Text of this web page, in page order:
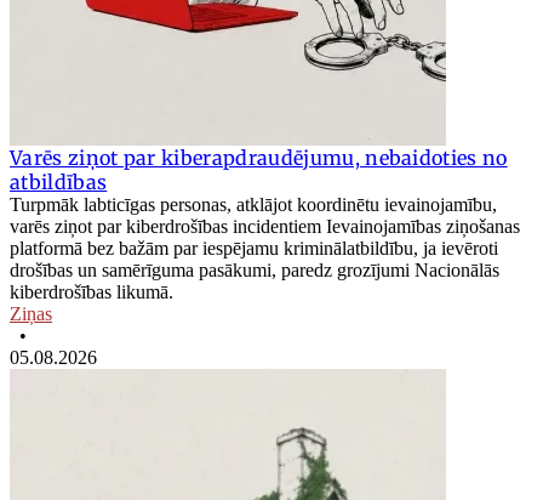
Varēs ziņot par kiberapdraudējumu, nebaidoties no
atbildības
Turpmāk labticīgas personas, atklājot koordinētu ievainojamību,
varēs ziņot par kiberdrošības incidentiem Ievainojamības ziņošanas
platformā bez bažām par iespējamu kriminālatbildību, ja ievēroti
drošības un samērīguma pasākumi, paredz grozījumi Nacionālās
kiberdrošības likumā.
Ziņas
•
05.08.2026